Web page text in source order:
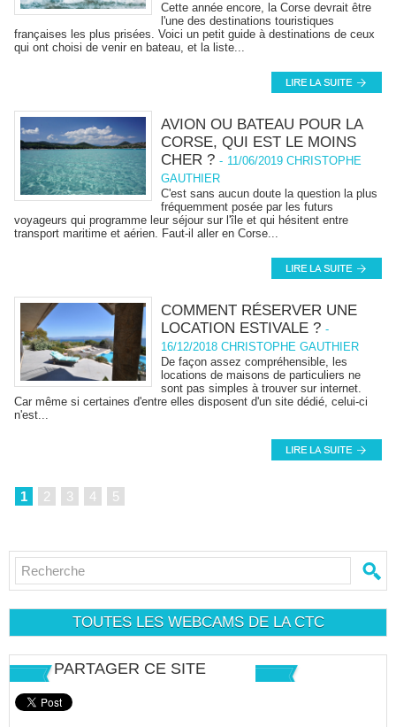
Cette année encore, la Corse devrait être
l'une des destinations touristiques
françaises les plus prisées. Voici un petit guide à destinations de ceux
qui ont choisi de venir en bateau, et la liste...
AVION OU BATEAU POUR LA
CORSE, QUI EST LE MOINS
CHER ? - 11/06/2019 CHRISTOPHE
GAUTHIER
C'est sans aucun doute la question la plus
fréquemment posée par les futurs
voyageurs qui programme leur séjour sur l'île et qui hésitent entre
transport maritime et aérien. Faut-il aller en Corse...
COMMENT RÉSERVER UNE
LOCATION ESTIVALE ? -
16/12/2018 CHRISTOPHE GAUTHIER
De façon assez compréhensible, les
locations de maisons de particuliers ne
sont pas simples à trouver sur internet.
Car même si certaines d'entre elles disposent d'un site dédié, celui-ci
n'est...
1 2 3 4 5
TOUTES LES WEBCAMS DE LA CTC
PARTAGER CE SITE